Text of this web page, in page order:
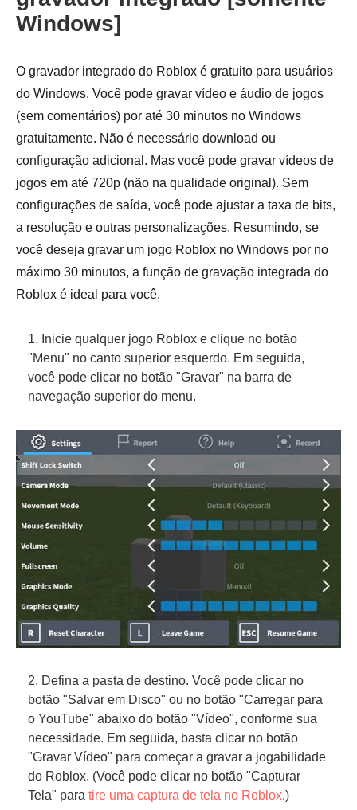
Windows]
O gravador integrado do Roblox é gratuito para usuários
do Windows. Você pode gravar vídeo e áudio de jogos
(sem comentários) por até 30 minutos no Windows
gratuitamente. Não é necessário download ou
configuração adicional. Mas você pode gravar vídeos de
jogos em até 720p (não na qualidade original). Sem
configurações de saída, você pode ajustar a taxa de bits,
a resolução e outras personalizações. Resumindo, se
você deseja gravar um jogo Roblox no Windows por no
máximo 30 minutos, a função de gravação integrada do
Roblox é ideal para você.
1. Inicie qualquer jogo Roblox e clique no botão
"Menu" no canto superior esquerdo. Em seguida,
você pode clicar no botão "Gravar" na barra de
navegação superior do menu.
2. Defina a pasta de destino. Você pode clicar no
botão "Salvar em Disco" ou no botão "Carregar para
o YouTube" abaixo do botão "Vídeo", conforme sua
necessidade. Em seguida, basta clicar no botão
"Gravar Vídeo" para começar a gravar a jogabilidade
do Roblox. (Você pode clicar no botão "Capturar
Tela" para tire uma captura de tela no Roblox.)